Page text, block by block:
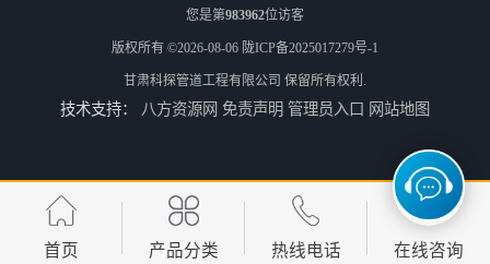
公司地下暗埋管道漏水公司 科探管道工程 排水管道漏水 科探管道工程
您是第983962位访客
版权所有 ©2026-08-06 陇ICP备2025017279号-1
甘肃科探管道工程有限公司 保留所有权利.
技术支持： 八方资源网 免责声明 管理员入口 网站地图
首页 产品分类 热线电话 在线咨询